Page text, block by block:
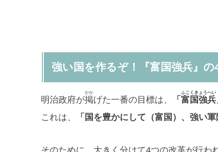
強い国を作るぞ！『富国強兵』の
明治政府が掲
かか
げた一番の目標は、 「 富国強兵
ふこくきょうへい
これは、
「国を豊かにして（富国）、強い
そのために、大きく分けて4つの改革が行わ